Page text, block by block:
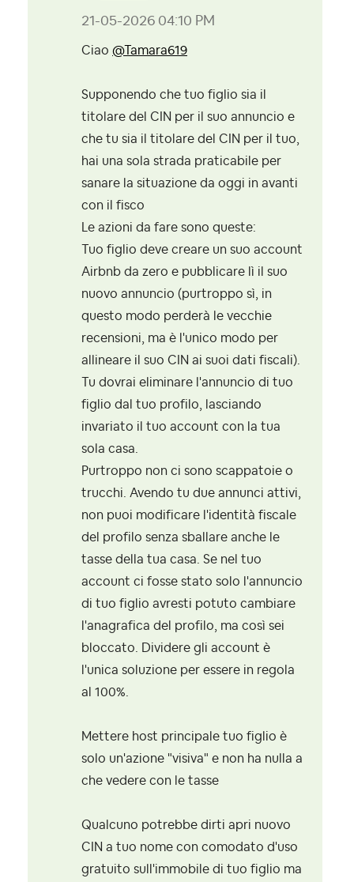
‎21-05-2026 04:10 PM
Ciao @Tamara619
Supponendo che tuo figlio sia il
titolare del CIN per il suo annuncio e
che tu sia il titolare del CIN per il tuo,
hai una sola strada praticabile per
sanare la situazione da oggi in avanti
con il fisco
Le azioni da fare sono queste:
Tuo figlio deve creare un suo account
Airbnb da zero e pubblicare lì il suo
nuovo annuncio (purtroppo sì, in
questo modo perderà le vecchie
recensioni, ma è l'unico modo per
allineare il suo CIN ai suoi dati fiscali).
Tu dovrai eliminare l'annuncio di tuo
figlio dal tuo profilo, lasciando
invariato il tuo account con la tua
sola casa.
Purtroppo non ci sono scappatoie o
trucchi. Avendo tu due annunci attivi,
non puoi modificare l'identità fiscale
del profilo senza sballare anche le
tasse della tua casa. Se nel tuo
account ci fosse stato solo l'annuncio
di tuo figlio avresti potuto cambiare
l'anagrafica del profilo, ma così sei
bloccato. Dividere gli account è
l'unica soluzione per essere in regola
al 100%.
Mettere host principale tuo figlio è
solo un'azione "visiva" e non ha nulla a
che vedere con le tasse
Qualcuno potrebbe dirti apri nuovo
CIN a tuo nome con comodato d'uso
gratuito sull'immobile di tuo figlio ma